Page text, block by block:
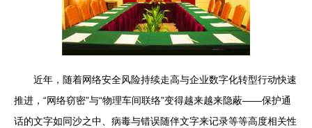
近年，随着网络安全风险持续走高与企业数字化转型行动快速
推进，“网络窃密”与“物理车间联络”变得越来越来隐蔽——保护通
话的文字如同沙之中、病毒与错误随伴文字来记录等等高度相关性